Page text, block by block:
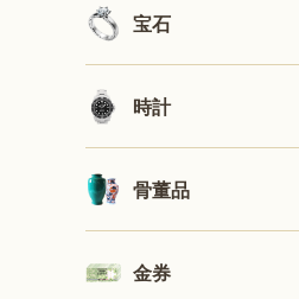
宝石
時計
骨董品
金券